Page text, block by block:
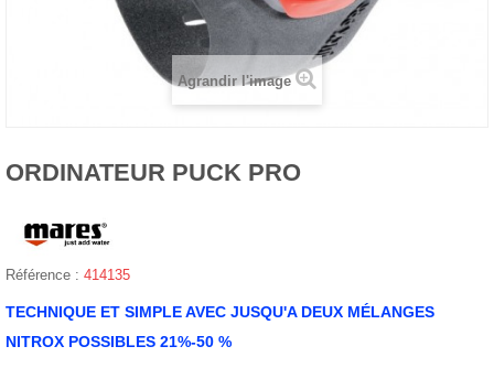
Agrandir l'image
ORDINATEUR PUCK PRO
Référence : 414135
TECHNIQUE ET SIMPLE AVEC JUSQU'A DEUX MÉLANGES
NITROX POSSIBLES 21%-50 %